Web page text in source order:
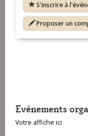
S'inscrire à
Proposer un
Evénements
Votre affiche ici